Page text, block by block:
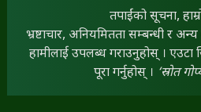
तपाईंको सूचना,
भ्रष्टाचार, अनियमितता सम्बन्धी र
हामीलाई उपलब्ध गराउनुहोस् । एउटा
पूरा गर्नुहोस् । ‘स्रोत